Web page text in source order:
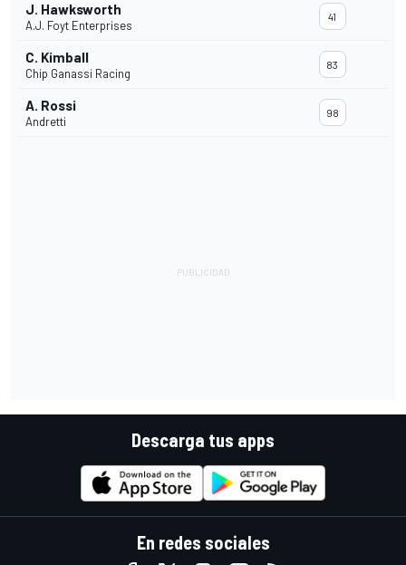
J. Hawksworth
A.J. Foyt Enterprises
41
C. Kimball
Chip Ganassi Racing
83
A. Rossi
Andretti
98
Descarga tus apps
En redes sociales